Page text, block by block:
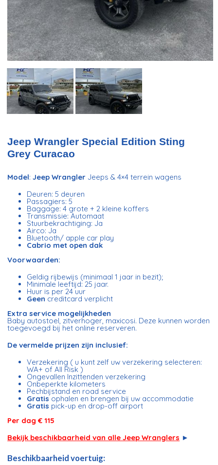
Jeep Wrangler Special Edition Sting
Grey Curacao
Model:Jeep Wrangler Jeeps & 4×4 terrein wagens
Deuren: 5 deuren
Passagiers: 5
Baggage: 4 grote + 2 kleine koffers
Transmissie: Automaat
Stuurbekrachtiging: Ja
Airco: Ja
Bluetooth/ apple car play
Cabrio met open dak
Voorwaarden:
Geldig rijbewijs (minimaal 1 jaar in bezit);
Minimale leeftijd: 25 jaar.
Huur is per 24 uur
Geen creditcard verplicht
Extra service mogelijkheden
Baby autostoel, zitverhoger, maxicosi. Deze kunnen worden
toegevoegd bij het online reserveren.
De vermelde prijzen zijn inclusief:
Verzekering ( u kunt zelf uw verzekering selecteren:
WA+ of All Risk )
Ongevallen Inzittenden verzekering
Onbeperkte kilometers
Pechbijstand en road service
Gratisophalen en brengen bij uw accommodatie
Gratis pick-up en drop-off airport
Per dag € 115
Bekijk beschikbaarheid van alle Jeep Wranglers ►
Beschikbaarheid voertuig: